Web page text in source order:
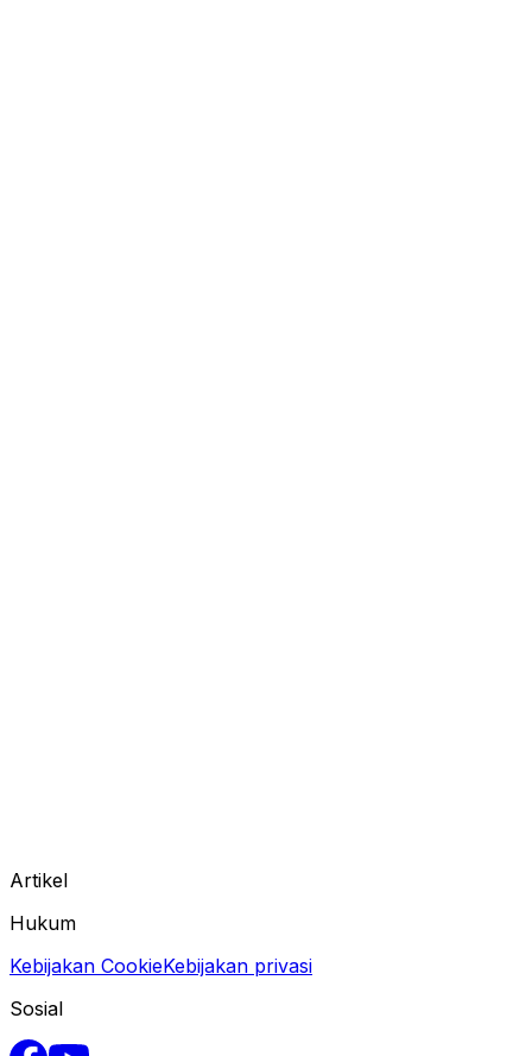
Artikel
Hukum
Kebijakan CookieKebijakan privasi
Sosial